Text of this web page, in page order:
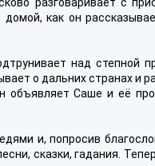
как он
над степной
о дальних странах и
объявляет Саше и её
и, попросив
сказки, гадания.